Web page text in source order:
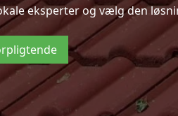
eksperter og vælg den